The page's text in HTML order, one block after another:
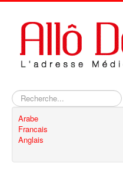
Rechercher
Arabe
Francais
Anglais